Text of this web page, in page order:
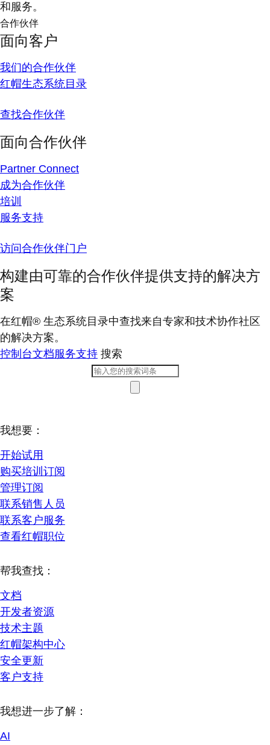
和服务。
合作伙伴
面向客户
我们的合作伙伴
红帽生态系统目录
查找合作伙伴
面向合作伙伴
Partner Connect
成为合作伙伴
培训
服务支持
访问合作伙伴门户
构建由可靠的合作伙伴提供支持的解决方
案
在红帽® 生态系统目录中查找来自专家和技术协作社区
的解决方案。
控制台文档服务支持 搜索
我想要：
开始试用
购买培训订阅
管理订阅
联系销售人员
联系客户服务
查看红帽职位
帮我查找：
文档
开发者资源
技术主题
红帽架构中心
安全更新
客户支持
我想进一步了解：
AI